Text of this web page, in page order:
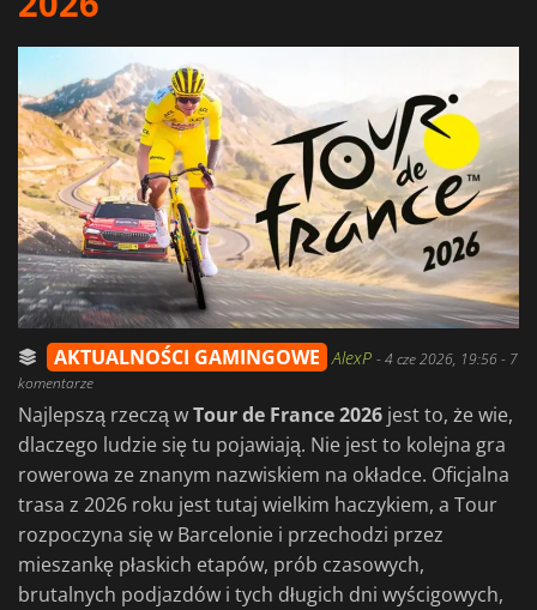
ZALOGUJ SIĘ LUB ZAREJESTRUJ
AKTUALNOŚCI GAMINGOWE AlexP -4 cze 2026, 19:56- 7
komentarze
Najlepszą rzeczą wTour de France 2026 jest to, że wie,
dlaczego ludzie się tu pojawiają. Nie jest to kolejna gra
rowerowa ze znanym nazwiskiem na okładce. Oficjalna
trasa z 2026 roku jest tutaj wielkim haczykiem, a Tour
rozpoczyna się w Barcelonie i przechodzi przez
mieszankę płaskich etapów, prób czasowych,
brutalnych podjazdów i tych długich dni wyścigowych,